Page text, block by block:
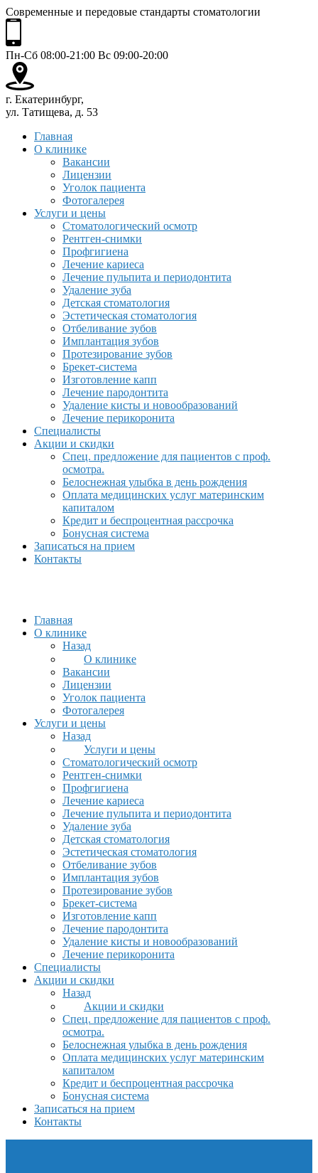
Современные и передовые стандарты стоматологии
Пн-Сб 08:00-21:00 Вс 09:00-20:00
г. Екатеринбург,
ул. Татищева, д. 53
Главная
О клинике
Вакансии
Лицензии
Уголок пациента
Фотогалерея
Услуги и цены
Стоматологический осмотр
Рентген-снимки
Профгигиена
Лечение кариеса
Лечение пульпита и периодонтита
Удаление зуба
Детская стоматология
Эстетическая стоматология
Отбеливание зубов
Имплантация зубов
Протезирование зубов
Брекет-система
Изготовление капп
Лечение пародонтита
Удаление кисты и новообразований
Лечение перикоронита
Специалисты
Акции и скидки
Спец. предложение для пациентов с проф.
осмотра.
Белоснежная улыбка в день рождения
Оплата медицинских услуг материнским
капиталом
Кредит и беспроцентная рассрочка
Бонусная система
Записаться на прием
Контакты
Главная
О клинике
Назад
О клинике
Вакансии
Лицензии
Уголок пациента
Фотогалерея
Услуги и цены
Назад
Услуги и цены
Стоматологический осмотр
Рентген-снимки
Профгигиена
Лечение кариеса
Лечение пульпита и периодонтита
Удаление зуба
Детская стоматология
Эстетическая стоматология
Отбеливание зубов
Имплантация зубов
Протезирование зубов
Брекет-система
Изготовление капп
Лечение пародонтита
Удаление кисты и новообразований
Лечение перикоронита
Специалисты
Акции и скидки
Назад
Акции и скидки
Спец. предложение для пациентов с проф.
осмотра.
Белоснежная улыбка в день рождения
Оплата медицинских услуг материнским
капиталом
Кредит и беспроцентная рассрочка
Бонусная система
Записаться на прием
Контакты